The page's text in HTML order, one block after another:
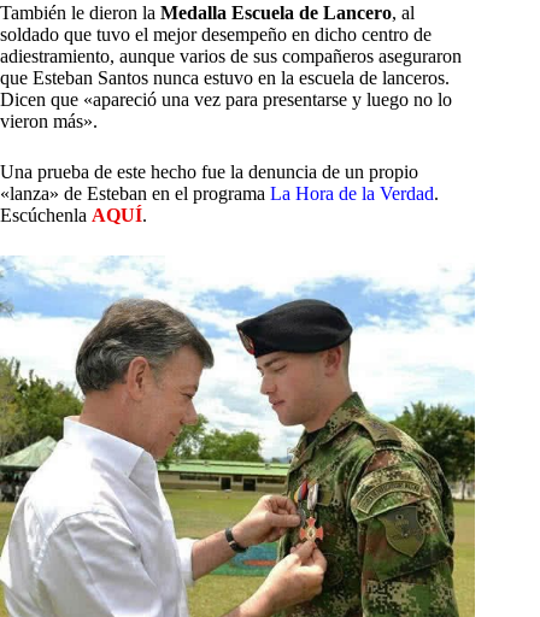
También le dieron la Medalla Escuela de Lancero, al
soldado que tuvo el mejor desempeño en dicho centro de
adiestramiento, aunque varios de sus compañeros aseguraron
que Esteban Santos nunca estuvo en la escuela de lanceros.
Dicen que «apareció una vez para presentarse y luego no lo
vieron más».
Una prueba de este hecho fue la denuncia de un propio
«lanza» de Esteban en el programa La Hora de la Verdad.
Escúchenla AQUÍ.